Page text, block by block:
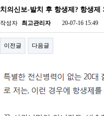
치의신보-발치 후 항생제? 항생제
작성자 최고관리자 20-07-16 15:49
이전글 다음글